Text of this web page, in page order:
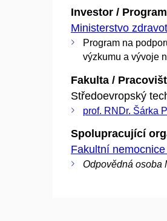
Investor /
Ministerstvo
Program na
výzkumu a vývoje
Fakulta /
Středoevropský
prof. RNDr. Šárka
Spolupracující
Fakultní
Odpovědná osoba